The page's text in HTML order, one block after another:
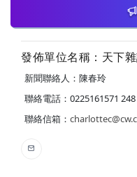
發佈單位名稱：天下
新聞聯絡人：陳春玲
聯絡電話：0225161571 248
聯絡信箱：